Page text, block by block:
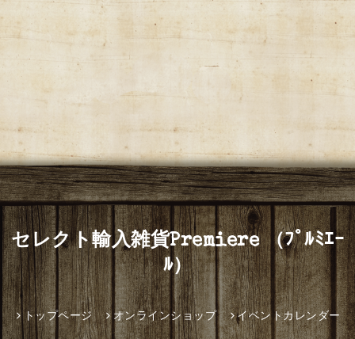
セレクト輸入雑貨Premiere （ﾌﾟﾙﾐｴｰ
ﾙ）
トップページ オンラインショップ イベントカレンダー